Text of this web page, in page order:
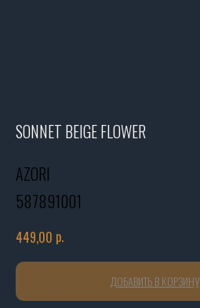
SONNET BEIGE FLOWER
AZORI
587891001
449,00 р.
ДОБАВИТЬ В КОРЗИНУ